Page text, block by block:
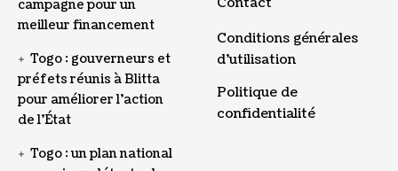
campagne pour un
meilleur financement
Togo : gouverneurs et
préfets réunis à Blitta
pour améliorer l’action
de l’État
Togo : un plan national
Conditions générales
d’utilisation
Politique de
confidentialité